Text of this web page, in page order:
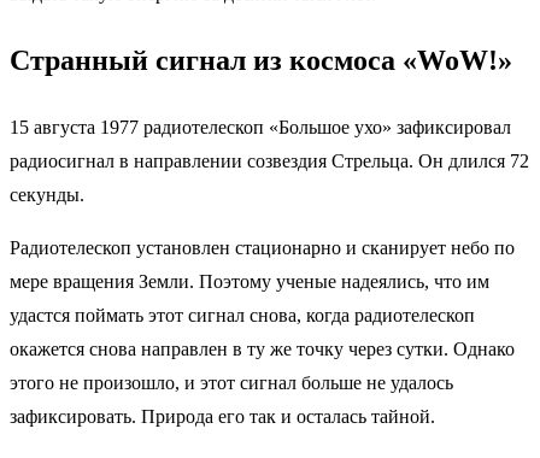
Странный сигнал из космоса «WoW!»
15 августа 1977 радиотелескоп «Большое ухо» зафиксировал
радиосигнал в направлении созвездия Стрельца. Он длился 72
секунды.
Радиотелескоп установлен стационарно и сканирует небо по
мере вращения Земли. Поэтому ученые надеялись, что им
удастся поймать этот сигнал снова, когда радиотелескоп
окажется снова направлен в ту же точку через сутки. Однако
этого не произошло, и этот сигнал больше не удалось
зафиксировать. Природа его так и осталась тайной.